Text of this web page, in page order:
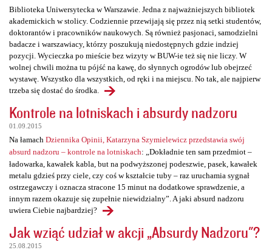
Biblioteka Uniwersytecka w Warszawie. Jedna z najważniejszych bibliotek
akademickich w stolicy. Codziennie przewijają się przez nią setki studentów,
doktorantów i pracowników naukowych. Są również pasjonaci, samodzielni
badacze i warszawiacy, którzy poszukują niedostępnych gdzie indziej
pozycji. Wycieczka po mieście bez wizyty w BUW-ie też się nie liczy. W
wolnej chwili można tu pójść na kawę, do słynnych ogrodów lub obejrzeć
wystawę. Wszystko dla wszystkich, od ręki i na miejscu. No tak, ale najpierw
trzeba się dostać do środka.
Kontrole na lotniskach i absurdy nadzoru
01.09.2015
Na łamach Dziennika Opinii, Katarzyna Szymielewicz przedstawia swój
absurd nadzoru – kontrole na lotniskach: „Dokładnie ten sam przedmiot –
ładowarka, kawałek kabla, but na podwyższonej podeszwie, pasek, kawałek
metalu gdzieś przy ciele, czy coś w kształcie tuby – raz uruchamia sygnał
ostrzegawczy i oznacza stracone 15 minut na dodatkowe sprawdzenie, a
innym razem okazuje się zupełnie niewidzialny”. A jaki absurd nadzoru
uwiera Ciebie najbardziej?
Jak wziąć udział w akcji „Absurdy Nadzoru"?
25.08.2015